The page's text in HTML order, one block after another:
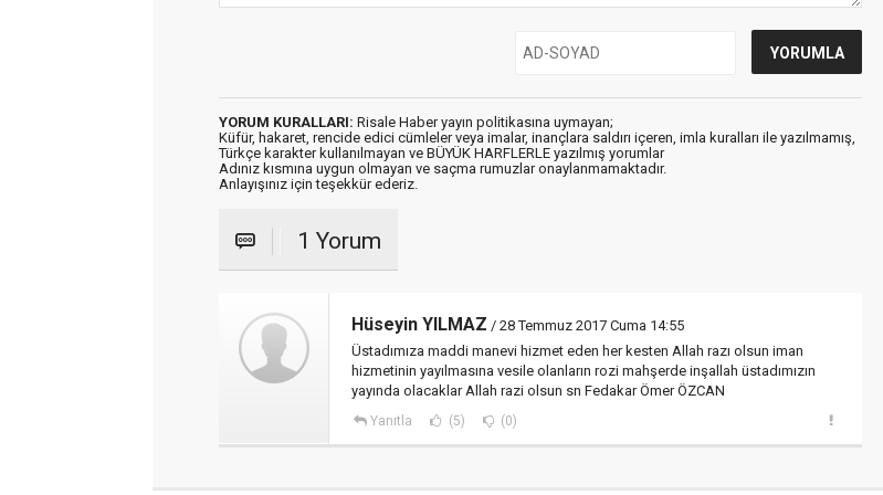
YORUM KURALLARI: Risale Haber yayın politikasına uymayan;
Küfür, hakaret, rencide edici cümleler veya imalar, inançlara saldırı içeren, imla kuralları ile yazılmamış,
Türkçe karakter kullanılmayan ve BÜYÜK HARFLERLE yazılmış yorumlar
Adınız kısmına uygun olmayan ve saçma rumuzlar onaylanmamaktadır.
Anlayışınız için teşekkür ederiz.
1 Yorum
Hüseyin YILMAZ / 28 Temmuz 2017 Cuma 14:55
Üstadımıza maddi manevi hizmet eden her kesten Allah razı olsun iman
hizmetinin yayılmasına vesile olanların rozi mahşerde inşallah üstadımızın
yayında olacaklar Allah razi olsun sn Fedakar Ömer ÖZCAN
Yanıtla (5) (0)